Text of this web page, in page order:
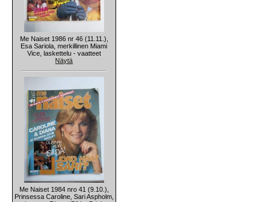
Me Naiset 1986 nr 46 (11.11.),
Esa Sariola, merkillinen Miami
Vice, laskettelu - vaatteet
Näytä
Me Naiset 1984 nro 41 (9.10.),
Prinsessa Caroline, Sari Aspholm,